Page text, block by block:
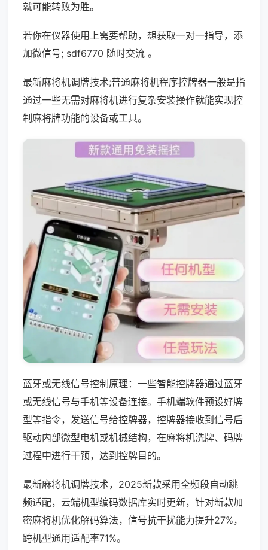
就可能转败为胜。
若你在仪器使用上需要帮助，想获取一对一指导，添
加微信号; sdf6770 随时交流 。
最新麻将机调牌技术;普通麻将机程序控牌器一般是指
通过一些无需对麻将机进行复杂安装操作就能实现控
制麻将牌功能的设备或工具。
蓝牙或无线信号控制原理：一些智能控牌器通过蓝牙
或无线信号与手机等设备连接。手机端软件预设好牌
型等指令，发送信号给控牌器，控牌器接收到信号后
驱动内部微型电机或机械结构，在麻将机洗牌、码牌
过程中进行干预，达到控牌目的。
最新麻将机调牌技术，2025新款采用全频段自动跳
频适配，云端机型编码数据库实时更新，针对新款加
密麻将机优化解码算法，信号抗干扰能力提升27%，
跨机型通用适配率71%。